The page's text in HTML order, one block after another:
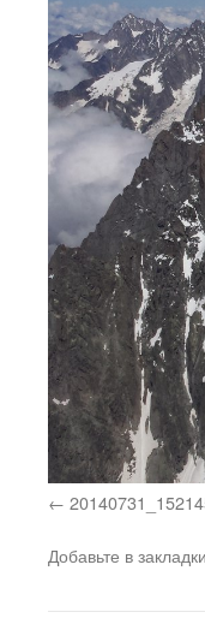
Добавьте в закладки